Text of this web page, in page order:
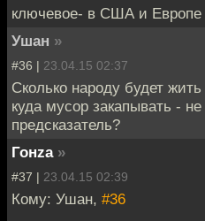
ключевое- в США и Европе
Ушан »
#36 | 23.04.15 02:37
Сколько народу будет
куда мусор закапывать -
предсказатель?
Гонzа »
#37 | 23.04.15 02:39
Кому: Ушан, #36